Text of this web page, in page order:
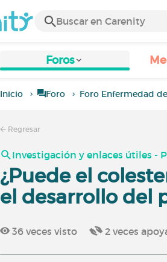
Foros
Inicio Foro Foro Enfermedad
Regresar
Investigación y enlaces útiles -
¿Puede el
el desarrollo del
36 veces visto 2 veces